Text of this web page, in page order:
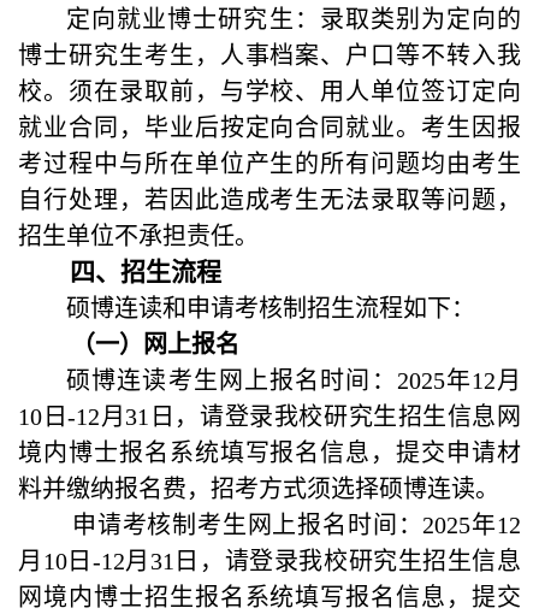
定向就业博士研究生：录取类别为定向的
博士研究生考生，人事档案、户口等不转入我
校。须在录取前，与学校、用人单位签订定向
就业合同，毕业后按定向合同就业。考生因报
考过程中与所在单位产生的所有问题均由考生
自行处理，若因此造成考生无法录取等问题，
招生单位不承担责任。
四、 招生流程
硕博连读和申请考核制招生流程如下：
（一）网上报名
硕博连读考生网上报名时间：2025年12月
10日-12月31日，请登录我校研究生招生信息网
境内博士报名系统填写报名信息，提交申请材
料并缴纳报名费，招考方式须选择硕博连读。
申请考核制考生网上报名时间：2025年12
月10日-12月31日，请登录我校研究生招生信息
网境内博士招生报名系统填写报名信息，提交